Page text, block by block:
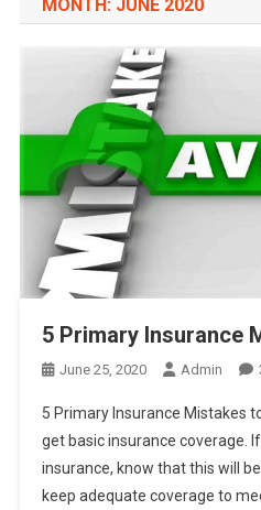
MONTH: JUNE 2020
5 Primary Insurance
June 25, 2020 Admin
5 Primary Insurance Mistakes
get basic insurance coverage.
insurance, know that this will
keep adequate coverage to